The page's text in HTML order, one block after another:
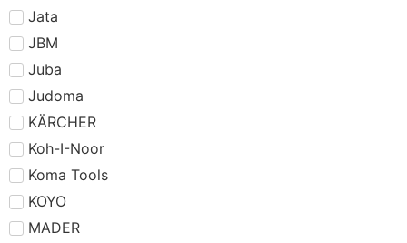
Jata
JBM
Juba
Judoma
KÄRCHER
Koh-I-Noor
Koma Tools
KOYO
MADER